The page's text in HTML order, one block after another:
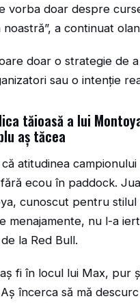
vorba doar despre
noastră”, a continuat
doar o strategie de
sau o intenție
tăioasă a lui
aș tăcea
că atitudinea
ecou în paddock.
cunoscut pentru stilul
menajamente, nu l-a
la Red Bull.
aș fi în locul lui Max, pur
încerca să mă